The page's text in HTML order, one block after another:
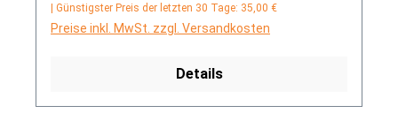
| Günstigster Preis der letzten 30 Tage: 35,00 €
Preise inkl. MwSt. zzgl. Versandkosten
Details